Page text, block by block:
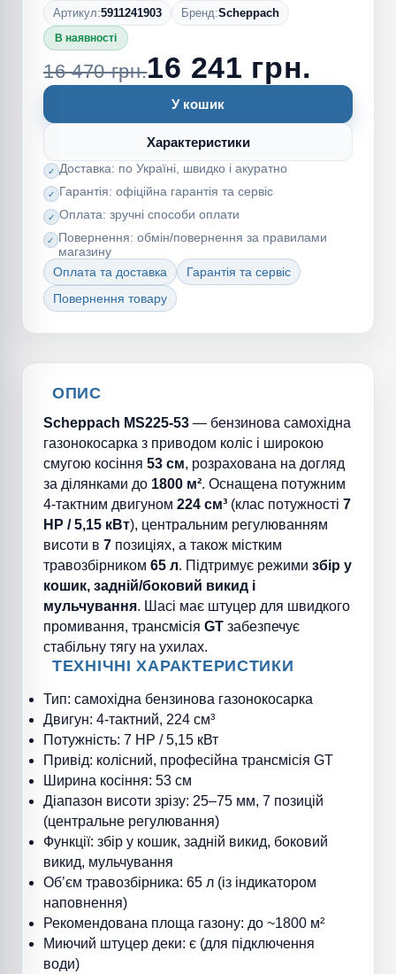
Артикул:5911241903 Бренд:Scheppach
В наявності
16 470 грн.16 241 грн.
У кошик
Характеристики
Доставка: по Україні, швидко і акуратно
Гарантія: офіційна гарантія та сервіс
Оплата: зручні способи оплати
Повернення: обмін/повернення за правилами
магазину
Оплата та доставка
Гарантія та сервіс
Повернення товару
ОПИС
Scheppach MS225-53 — бензинова самохідна
газонокосарка з приводом коліс і широкою
смугою косіння 53 см, розрахована на догляд
за ділянками до 1800 м². Оснащена потужним
4-тактним двигуном 224 см³ (клас потужності 7
HP / 5,15 кВт), центральним регулюванням
висоти в 7 позиціях, а також містким
травозбірником 65 л. Підтримує режими збір у
кошик, задній/боковий викид і
мульчування. Шасі має штуцер для швидкого
промивання, трансмісія GT забезпечує
стабільну тягу на ухилах.
ТЕХНІЧНІ ХАРАКТЕРИСТИКИ
Тип: самохідна бензинова газонокосарка
Двигун: 4-тактний, 224 см³
Потужність: 7 HP / 5,15 кВт
Привід: колісний, професійна трансмісія GT
Ширина косіння: 53 см
Діапазон висоти зрізу: 25–75 мм, 7 позицій
(центральне регулювання)
Функції: збір у кошик, задній викид, боковий
викид, мульчування
Об’єм травозбірника: 65 л (із індикатором
наповнення)
Рекомендована площа газону: до ~1800 м²
Миючий штуцер деки: є (для підключення
води)